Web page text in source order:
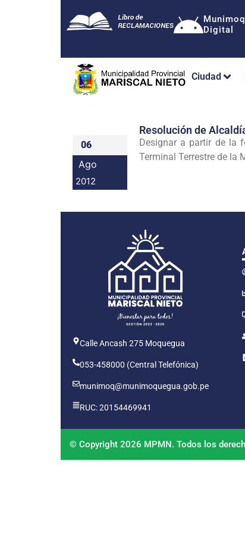
Munimoq
Digital
Ciudad
06
Ago
2012
Resolución de
Designar a partir de la
Terminal Terrestre de la
Calle Ancash 275 Moquegua
053-458000 (Central Telefónica)
munimoq@munimoquegua.gob.pe
RUC: 20154469941
© Copyright 2026 MPMN. Todos los